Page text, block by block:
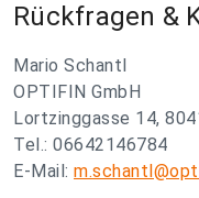
Rückfragen &
Mario Schantl
OPTIFIN GmbH
Lortzinggasse 14,
Tel.: 06642146784
E-Mail: